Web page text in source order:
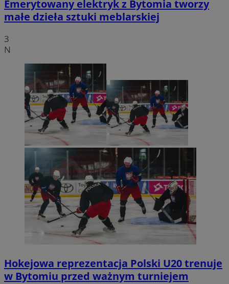
Emerytowany elektryk z Bytomia tworzy
małe dzieła sztuki meblarskiej
3
N
Hokejowa reprezentacja Polski U20 trenuje
w Bytomiu przed ważnym turniejem